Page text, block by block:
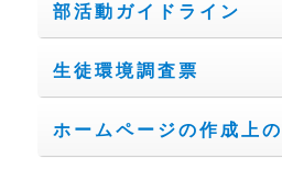
部活動ガイドライン
生徒環境調査票
ホームページの作成上